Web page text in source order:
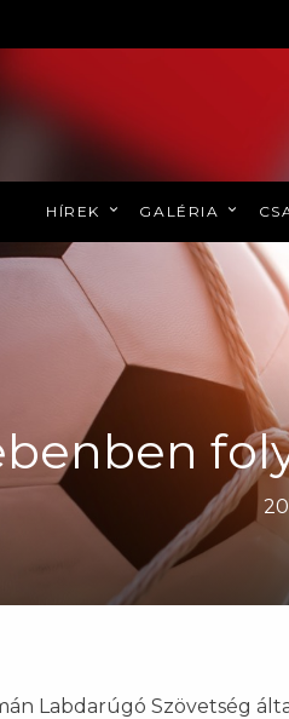
HÍREK GALÉRIA
Labdarúgó Szövetség